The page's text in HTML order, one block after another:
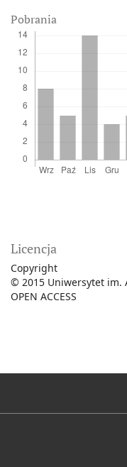
Pobrania
Licencja
Copyright
© 2015 Uniwersytet im.
OPEN ACCESS